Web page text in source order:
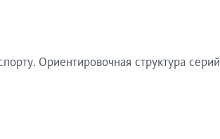
Ориентировочная структура серий